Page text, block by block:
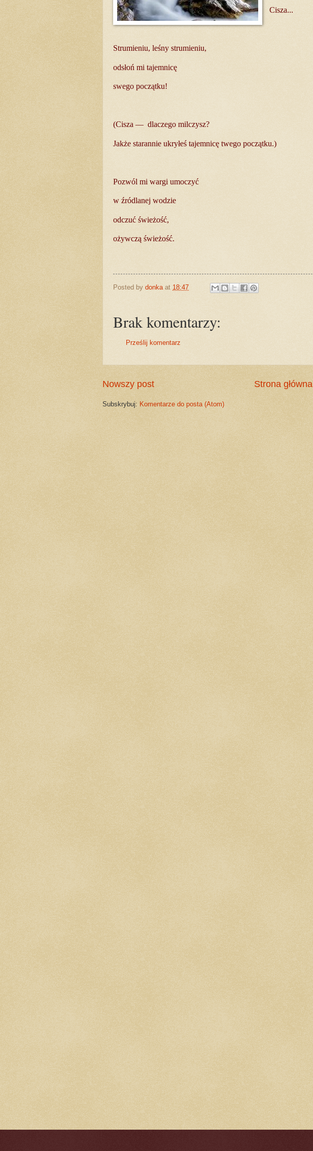
Cisza...
Strumieniu, leśny strumieniu,
odsłoń mi tajemnicę
swego początku!
(Cisza — dlaczego milczysz?
Jakże starannie ukryłeś tajemnicę twego początku.)
Pozwól mi wargi umoczyć
w źródlanej wodzie
odczuć świeżość,
ożywczą świeżość.
Posted by donka at 18:47
Brak komentarzy:
Prześlij komentarz
Nowszy post Strona główna
Subskrybuj: Komentarze do posta (Atom)